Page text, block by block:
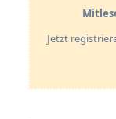
Jetzt